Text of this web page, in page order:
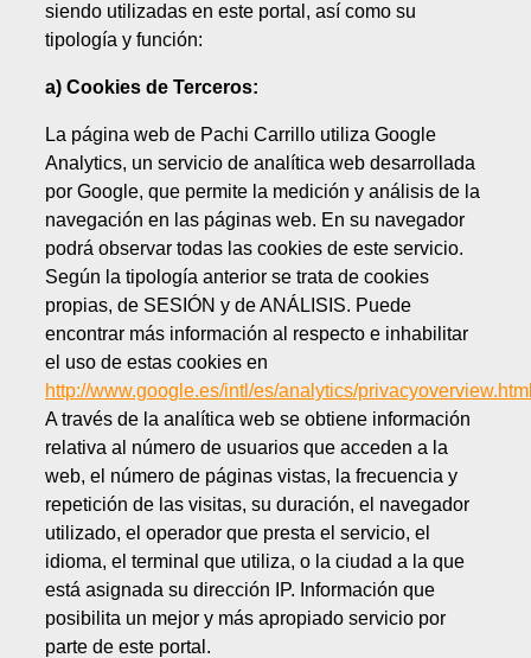
siendo utilizadas en este portal, así como su
tipología y función:
a) Cookies de Terceros:
La página web de Pachi Carrillo utiliza Google
Analytics, un servicio de analítica web desarrollada
por Google, que permite la medición y análisis de la
navegación en las páginas web. En su navegador
podrá observar todas las cookies de este servicio.
Según la tipología anterior se trata de cookies
propias, de SESIÓN y de ANÁLISIS. Puede
encontrar más información al respecto e inhabilitar
el uso de estas cookies en
http://www.google.es/intl/es/analytics/
A través de la analítica web se obtiene información
relativa al número de usuarios que acceden a la
web, el número de páginas vistas, la frecuencia y
repetición de las visitas, su duración, el navegador
utilizado, el operador que presta el servicio, el
idioma, el terminal que utiliza, o la ciudad a la que
está asignada su dirección IP. Información que
posibilita un mejor y más apropiado servicio por
parte de este portal.